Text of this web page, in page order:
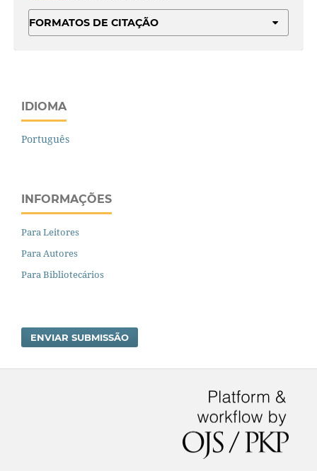
FORMATOS DE CITAÇÃO
IDIOMA
Português
INFORMAÇÕES
Para Leitores
Para Autores
Para Bibliotecários
ENVIAR SUBMISSÃO